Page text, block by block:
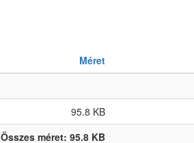
Méret
95.8 KB
Összes méret: 95.8 KB